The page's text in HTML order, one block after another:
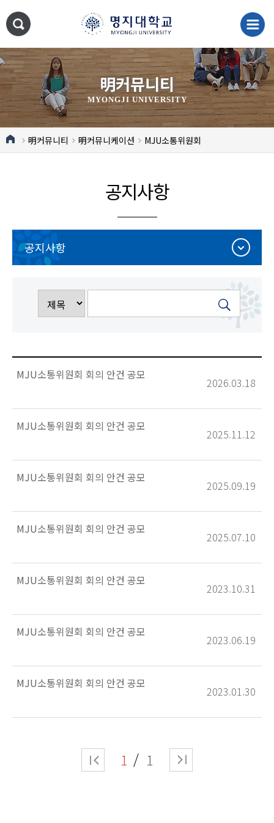
明커뮤니티
MYONGJI UNIVERSITY
明커뮤니티 明커뮤니케이션 MJU소통위원회
공지사항
공지사항
MJU소통위원회 회의 안건 공모
2026.03.18
MJU소통위원회 회의 안건 공모
2025.11.12
MJU소통위원회 회의 안건 공모
2025.09.19
MJU소통위원회 회의 안건 공모
2025.07.10
MJU소통위원회 회의 안건 공모
2023.10.31
MJU소통위원회 회의 안건 공모
2023.06.19
MJU소통위원회 회의 안건 공모
2023.01.30
1 1